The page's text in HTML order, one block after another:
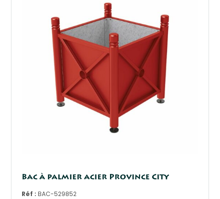
Bac à palmier acier Province City
Réf :BAC-529852